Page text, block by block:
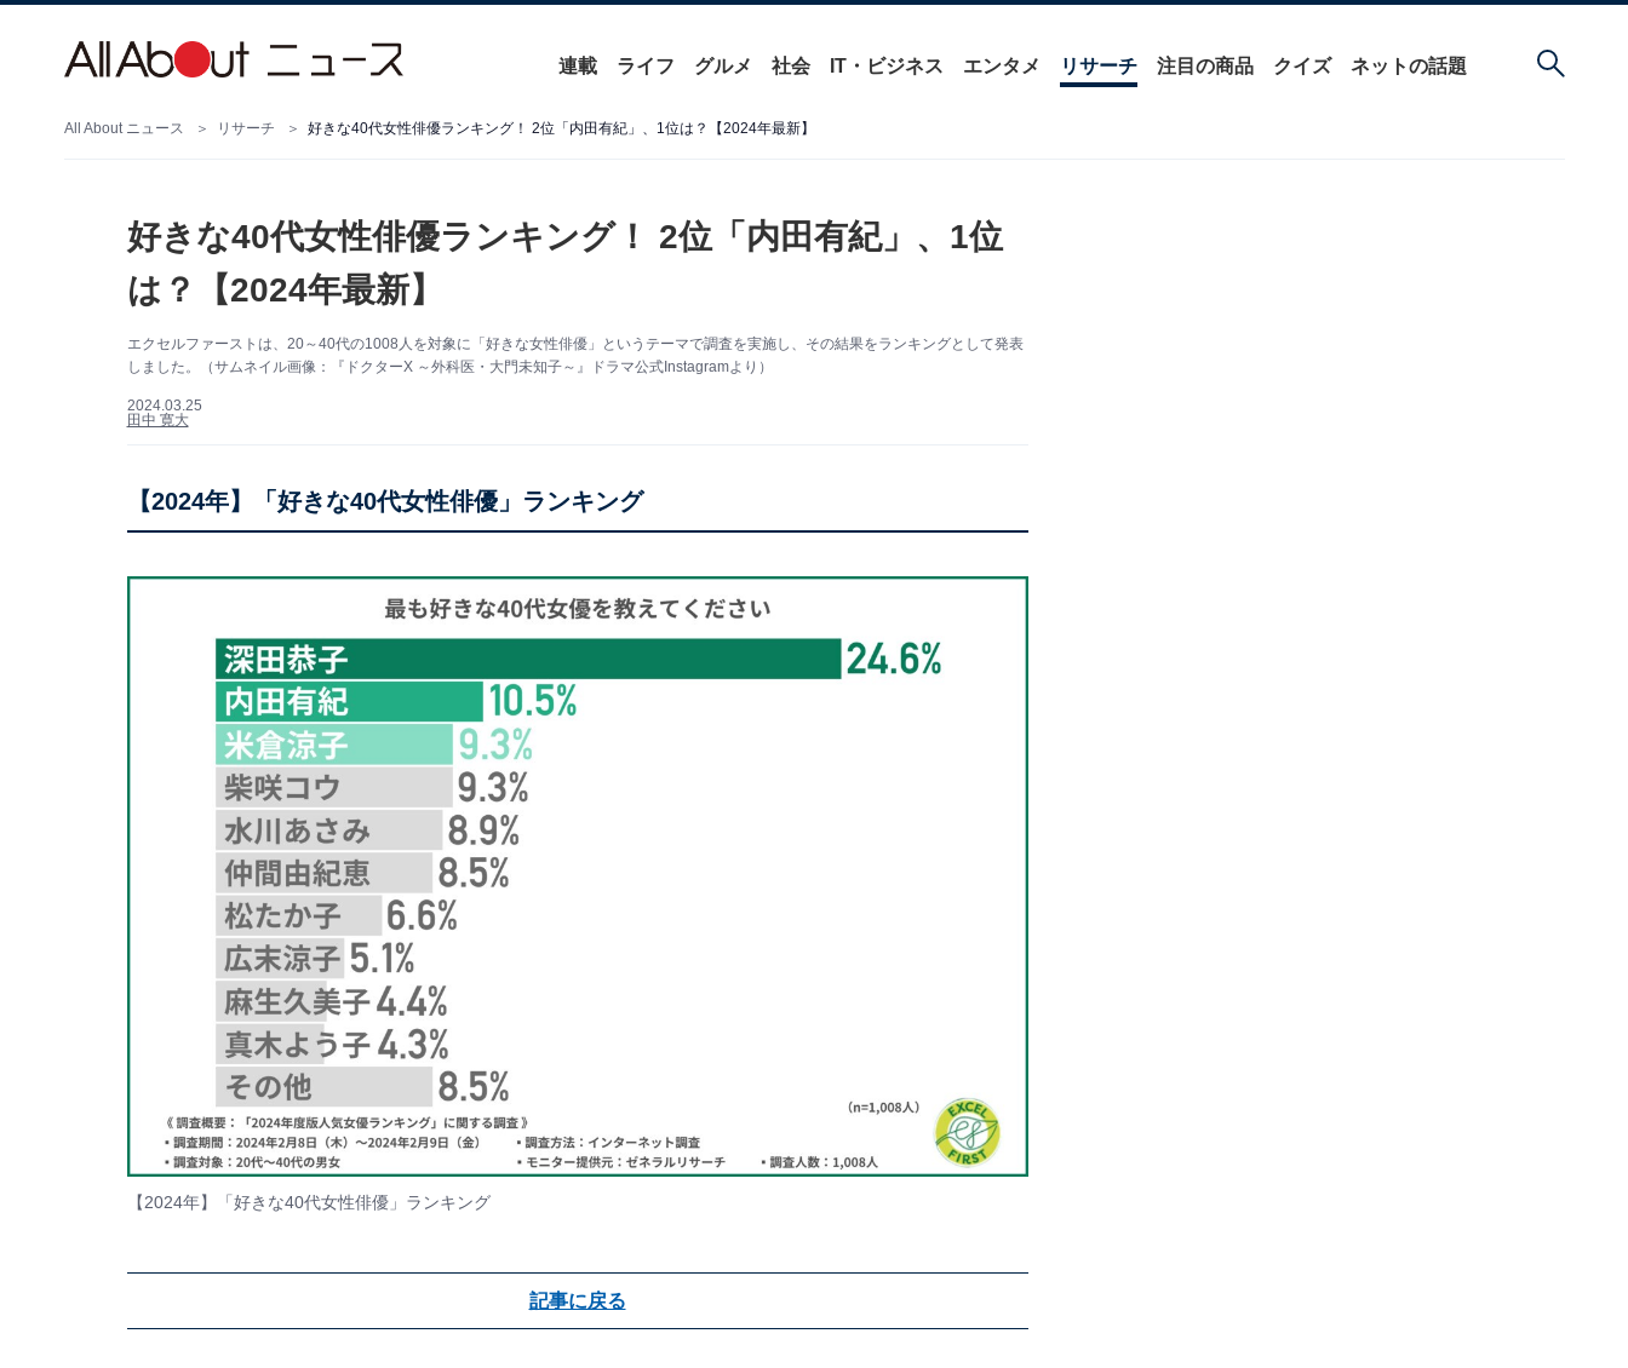
連載 ライフ グルメ 社会 IT・ビジネス エンタメ リサーチ 注目の商品 クイズ ネットの話題
All About ニュース リサーチ 好きな40代女性俳優ランキング！ 2位「内田有紀」、1位は？【2024年最新】
好きな40代女性俳優ランキング！ 2位「内田有紀」、1位
は？【2024年最新】
エクセルファーストは、20～40代の1008人を対象に「好きな女性俳優」というテーマで調査を実施し、その結果をランキングとして発表
しました。（サムネイル画像：『ドクターX ～外科医・大門未知子～』ドラマ公式Instagramより）
2024.03.25
田中 寛大
【2024年】「好きな40代女性俳優」ランキング
【2024年】「好きな40代女性俳優」ランキング
記事に戻る